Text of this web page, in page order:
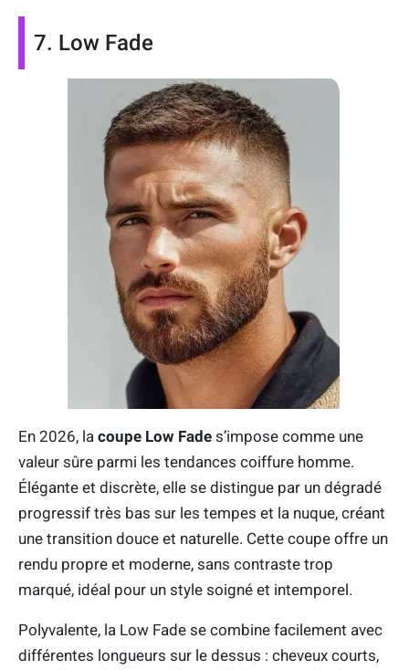
7. Low Fade
En 2026, la coupe Low Fade s’impose comme une
valeur sûre parmi les tendances coiffure homme.
Élégante et discrète, elle se distingue par un dégradé
progressif très bas sur les tempes et la nuque, créant
une transition douce et naturelle. Cette coupe offre un
rendu propre et moderne, sans contraste trop
marqué, idéal pour un style soigné et intemporel.
Polyvalente, la Low Fade se combine facilement avec
différentes longueurs sur le dessus : cheveux courts,